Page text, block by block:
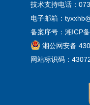
技术支持电话：
电子邮箱：
备案序号： 湘ICP
湘公网安备
网站标识码：